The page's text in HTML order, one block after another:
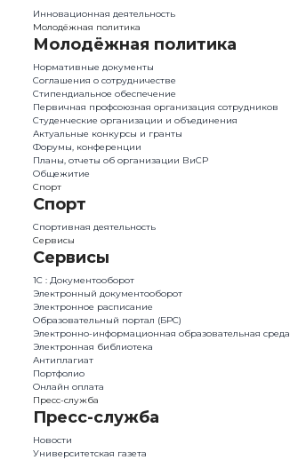
Инновационная деятельность
Молодёжная политика
Молодёжная политика
Нормативные документы
Соглашения о сотрудничестве
Стипендиальное обеспечение
Первичная профсоюзная организация сотрудников
Студенческие организации и объединения
Актуальные конкурсы и гранты
Форумы, конференции
Планы, отчеты об организации ВиСР
Общежитие
Спорт
Спорт
Спортивная деятельность
Сервисы
Сервисы
1С : Документооборот
Электронный документооборот
Электронное расписание
Образовательный портал (БРС)
Электронно-информационная образовательная среда
Электронная библиотека
Антиплагиат
Портфолио
Онлайн оплата
Пресс-служба
Пресс-служба
Новости
Университетская газета